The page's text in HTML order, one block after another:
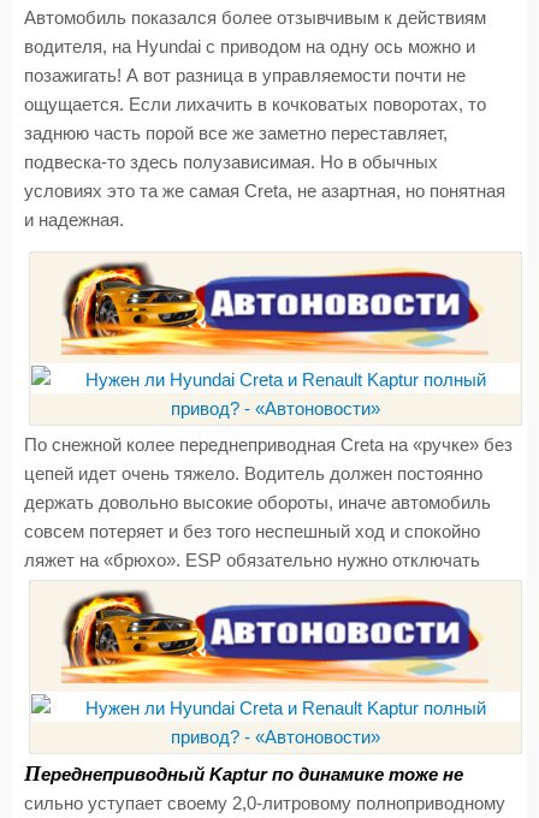
Автомобиль показался более отзывчивым к действиям
водителя, на Hyundai с приводом на одну ось можно и
позажигать! А вот разница в управляемости почти не
ощущается. Если лихачить в кочковатых поворотах, то
заднюю часть порой все же заметно переставляет,
подвеска-то здесь полузависимая. Но в обычных
условиях это та же самая Creta, не азартная, но понятная
и надежная.
По снежной колее переднеприводная Creta на «ручке» без
цепей идет очень тяжело. Водитель должен постоянно
держать довольно высокие обороты, иначе автомобиль
совсем потеряет и без того неспешный ход и спокойно
ляжет на «брюхо». ESP обязательно нужно отключать
Переднеприводный Kaptur по динамике тоже не
сильно уступает своему 2,0-литровому полноприводному